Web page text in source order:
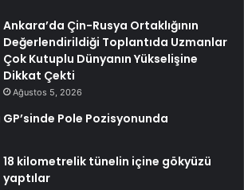
Ankara’da Çin-Rusya Ortaklığının
Değerlendirildiği Toplantıda Uzmanlar
Çok Kutuplu Dünyanın Yükselişine
Dikkat Çekti
Ağustos 5, 2026
Pole Pozisyonunda
18 kilometrelik tünelin içine gökyüzü
yaptılar